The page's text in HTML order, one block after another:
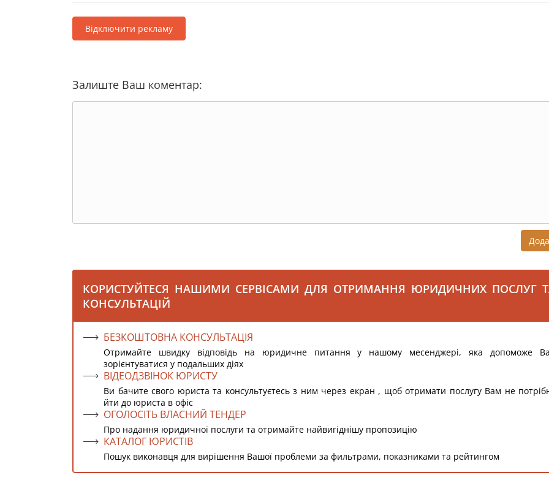
Відключити рекламу
Залиште Ваш коментар:
КОРИСТУЙТЕСЯ НАШИМИ СЕРВІСАМИ ДЛЯ ОТРИМАННЯ ЮРИДИЧНИХ ПОСЛУГ
КОНСУЛЬТАЦІЙ
БЕЗКОШТОВНА КОНСУЛЬТАЦІЯ
Отримайте швидку відповідь на юридичне питання у нашому месенджері, яка допоможе
зорієнтуватися у подальших діях
ВІДЕОДЗВІНОК ЮРИСТУ
Ви бачите свого юриста та консультуєтесь з ним через екран , щоб отримати послугу Вам не
йти до юриста в офіс
ОГОЛОСІТЬ ВЛАСНИЙ ТЕНДЕР
Про надання юридичної послуги та отримайте найвигіднішу пропозицію
КАТАЛОГ ЮРИСТІВ
Пошук виконавця для вирішення Вашої проблеми за фильтрами, показниками та рейтингом